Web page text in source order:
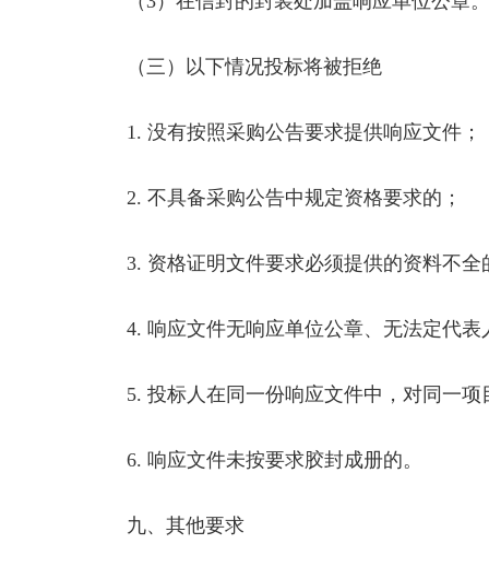
（三）以下情况投标将被拒绝
1. 没有按照采购公告要求提供响应文件；
2. 不具备采购公告中规定资格要求的；
3. 资格证明文件要求必须提供的资料不全
4. 响应文件无响应单位公章、无法定代表
5. 投标人在同一份响应文件中，对同一项
6. 响应文件未按要求胶封成册的。
九、其他要求